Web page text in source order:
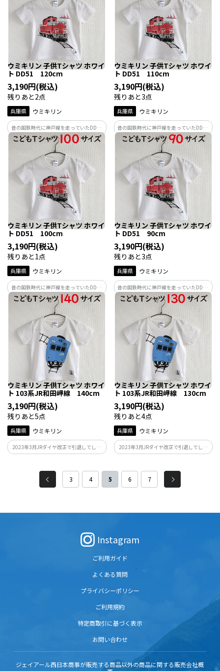
ウミキリン 子供Tシャツ ホワイ
ト DD51 120cm
3,190円(税込)
残りあと2点
兵庫県 ウミキリン
昔の国鉄時代に神戸線を走っていたDD51
型ディーゼル機関車。臨時列車や寝台特
急の牽引機として使用。また現在も神戸
線を走る姿を見る事も…
ウミキリン 子供Tシャツ ホワイ
ト DD51 110cm
3,190円(税込)
残りあと3点
兵庫県 ウミキリン
昔の国鉄時代に神戸線を走っていたDD51
型ディーゼル機関車。臨時列車や寝台特
急の牽引機として使用。また現在も神戸
線を走る姿を見る事も…
ウミキリン 子供Tシャツ ホワイ
ト DD51 100cm
3,190円(税込)
残りあと1点
兵庫県 ウミキリン
昔の国鉄時代に神戸線を走っていたDD51
型ディーゼル機関車。臨時列車や寝台特
急の牽引機として使用。また現在も神戸
線を走る姿を見る事も…
ウミキリン 子供Tシャツ ホワイ
ト DD51 90cm
3,190円(税込)
残りあと3点
兵庫県 ウミキリン
昔の国鉄時代に神戸線を走っていたDD51
型ディーゼル機関車。臨時列車や寝台特
急の牽引機として使用。また現在も神戸
線を走る姿を見る事も…
ウミキリン 子供Tシャツ ホワイ
ト 103系JR和田岬線 140cm
3,190円(税込)
残りあと5点
兵庫県 ウミキリン
2023年3月JRダイヤ改正で引退してしま
った和田岬線の103系。JR兵庫駅~JR和田
行で、周辺工場の通勤需要に特化しため
ずらしい列車のTシャツです！
ウミキリン 子供Tシャツ ホワイ
ト 103系JR和田岬線 130cm
3,190円(税込)
残りあと4点
兵庫県 ウミキリン
2023年3月JRダイヤ改正で引退してしま
った和田岬線の103系。JR兵庫駅~JR和田
行で、周辺工場の通勤需要に特化しため
ずらしい列車のTシャツです！
3 4 5 6 7
Instagram
ご利用ガイド
よくある質問
プライバシーポリシー
ご利用規約
特定商取引に基づく表示
お問い合わせ
ジェイアール西日本商事が販売する商品以外の商品に関する販売会社概